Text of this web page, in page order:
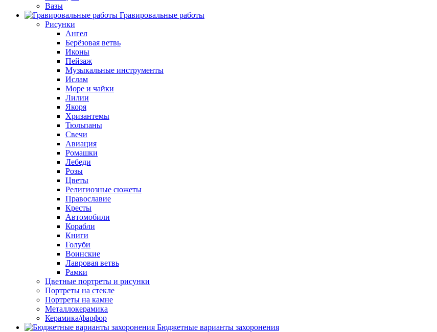
Вазы
Гравировальные работы
Рисунки
Ангел
Берёзовая ветвь
Иконы
Пейзаж
Музыкальные инструменты
Ислам
Море и чайки
Лилии
Якоря
Хризантемы
Тюльпаны
Свечи
Авиация
Ромашки
Лебеди
Розы
Цветы
Религиозные сюжеты
Православие
Кресты
Автомобили
Корабли
Книги
Голуби
Воинские
Лавровая ветвь
Рамки
Цветные портреты и рисунки
Портреты на стекле
Портреты на камне
Металлокерамика
Керамика/фарфор
Бюджетные варианты захоронения